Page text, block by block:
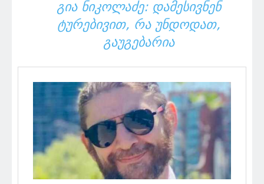
ᲒᲘᲐ ᲜᲘᲙᲝᲚᲐᲫᲔ: ᲓᲐᲛᲔᲡᲘᲕᲜᲔᲜ
ᲢᲣᲠᲔᲑᲘᲕᲘᲗ, ᲠᲐ ᲣᲜᲓᲝᲓᲐᲗ,
ᲒᲐᲣᲒᲔᲑᲐᲠᲘᲐ